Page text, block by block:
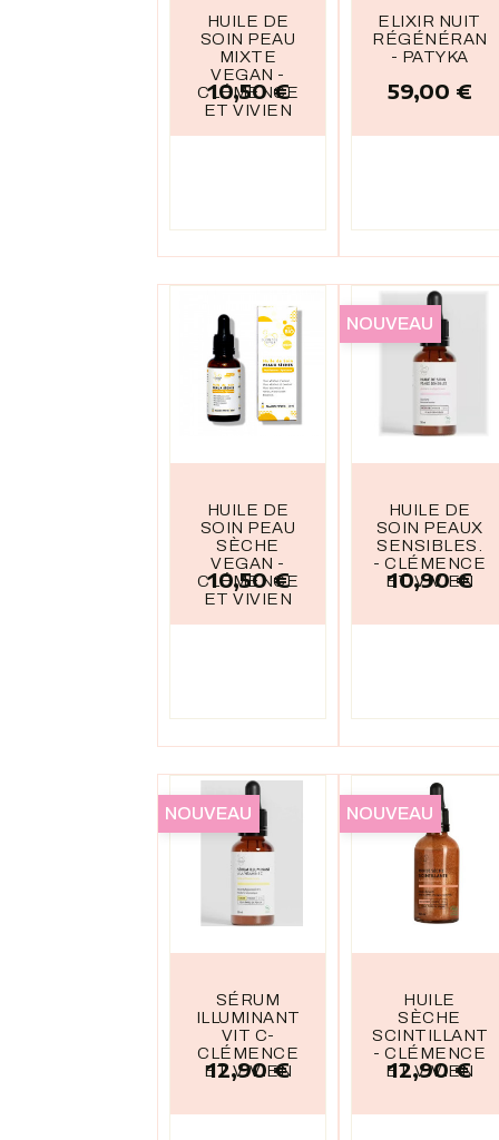
HUILE DE
SOIN PEAU
MIXTE
VEGAN -
CLÉMENCE
ET VIVIEN
Prix
10,50 €
ELIXIR NUIT
RÉGÉNÉRANT
- PATYKA
Prix
59,00 €
HUILE DE
SOIN PEAU
SÈCHE
VEGAN -
CLÉMENCE
ET VIVIEN
Prix
10,50 €
HUILE DE
SOIN PEAUX
SENSIBLES.
- CLÉMENCE
ET VIVIEN
Prix
10,90 €
NOUVEAU
SÉRUM
ILLUMINANT
VIT C-
CLÉMENCE
ET VIVIEN
Prix
12,90 €
NOUVEAU
HUILE
SÈCHE
- CLÉMENCE
ET VIVIEN
Prix
12,90 €
NOUVEAU